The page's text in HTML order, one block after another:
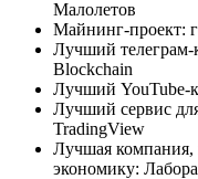
Малолетов
Майнинг-проект:
Лучший телеграм-
Blockchain
Лучший YouTube-
Лучший сервис
TradingView
Лучшая компания,
экономику: